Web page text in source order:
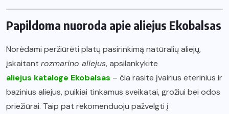
Papildoma nuoroda apie aliejus Ekobalsas
Norėdami peržiūrėti platų pasirinkimą natūralių aliejų,
įskaitant rozmarino aliejus, apsilankykite
aliejus kataloge Ekobalsas – čia rasite įvairius eterinius ir
bazinius aliejus, puikiai tinkamus sveikatai, grožiui bei odos
priežiūrai. Taip pat rekomenduoju pažvelgti į